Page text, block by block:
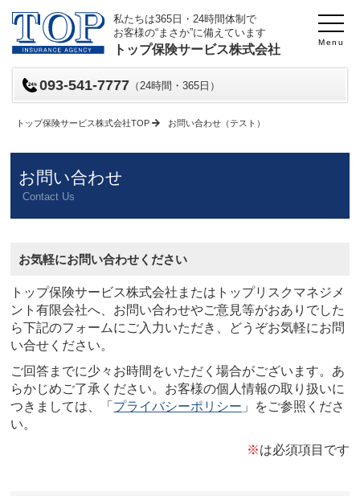
Menu
私たちは365日・24時間体制で
お客様の“まさか”に備えています
トップ保険サービス株式会社
093-541-7777 （24時間・365日）
トップ保険サービス株式会社TOP お問い合わせ（テスト）
お問い合わせ
Contact Us
お気軽にお問い合わせください
トップ保険サービス株式会社またはトップリスクマネジメ
ント有限会社へ、お問い合わせやご意見等がおありでした
ら下記のフォームにご入力いただき、どうぞお気軽にお問
い合せください。
ご回答までに少々お時間をいただく場合がございます。あ
らかじめご了承ください。お客様の個人情報の取り扱いに
つきましては、「 プライバシーポリシー 」をご参照くださ
い。
※は必須項目です